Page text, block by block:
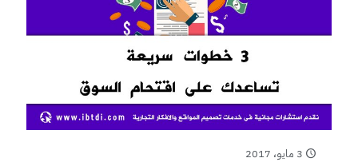
3 مايو، 2017